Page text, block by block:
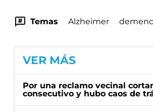
Temas Alzheimer
VER MÁS
Por una reclamo vecinal
consecutivo y hubo caos de